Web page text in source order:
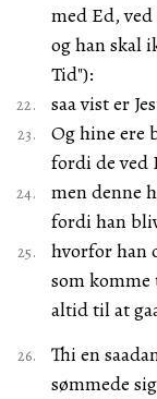
med Ed,
og han skal
Tid"):
saa vist er
Og hine ere
fordi de ved
men denne
fordi han
hvorfor han
som
altid til at
Thi en
sømmede